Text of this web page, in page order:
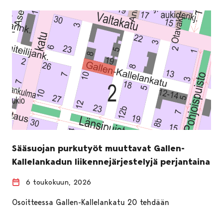
Sääsuojan purkutyöt muuttavat Gallen-
Kallelankadun liikennejärjestelyjä perjantaina
6 toukokuun, 2026
Osoitteessa Gallen-Kallelankatu 20 tehdään